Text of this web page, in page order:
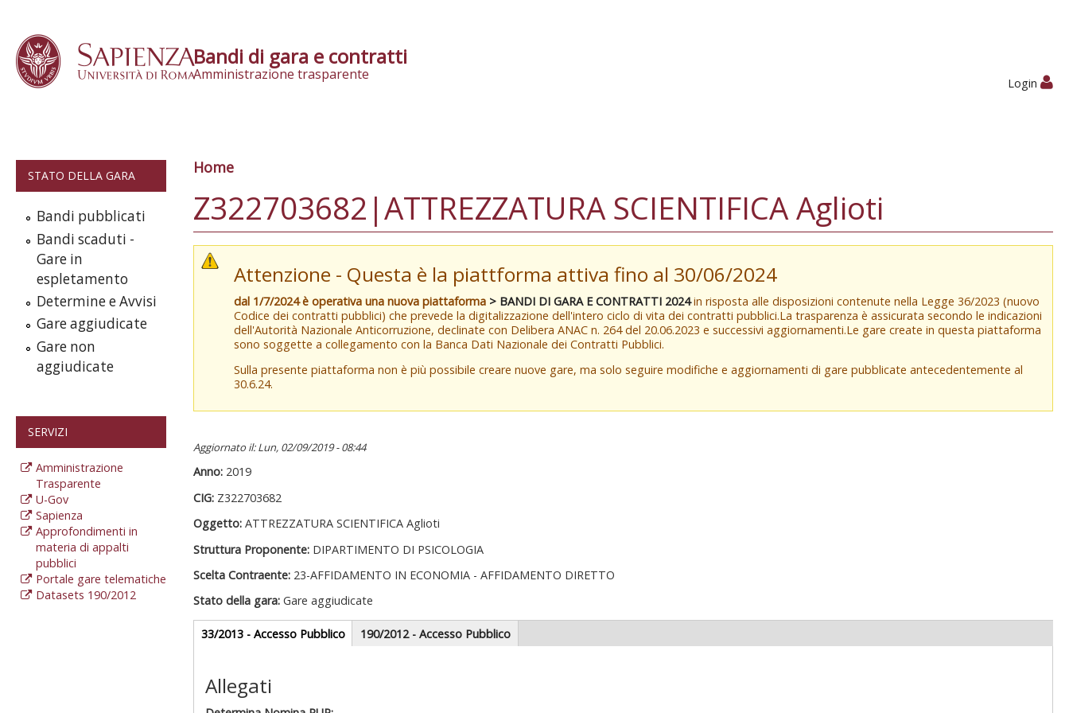
Bandi di gara e contratti
Amministrazione trasparente
Login
STATO DELLA GARA
Bandi pubblicati
Bandi scaduti -
Gare in
espletamento
Determine e Avvisi
Gare aggiudicate
Gare non
aggiudicate
SERVIZI
Amministrazione
Trasparente
U-Gov
Sapienza
Approfondimenti in
materia di appalti
pubblici
Portale gare telematiche
Datasets 190/2012
Tu sei qui
Home
Z322703682|ATTREZZATURA SCIENTIFICA Aglioti
Attenzione - Questa è la piattforma attiva fino al 30/06/2024
dal 1/7/2024 è operativa una nuova piattaforma > BANDI DI GARA E CONTRATTI 2024in risposta alle disposizioni contenute nella Legge 36/2023 (nuovo
Codice dei contratti pubblici) che prevede la digitalizzazione dell'intero ciclo di vita dei contratti pubblici.La trasparenza è assicurata secondo le indicazioni
dell'Autorità Nazionale Anticorruzione, declinate con Delibera ANAC n. 264 del 20.06.2023 e successivi aggiornamenti.Le gare create in questa piattaforma
sono soggette a collegamento con la Banca Dati Nazionale dei Contratti Pubblici.
Sulla presente piattaforma non è più possibile creare nuove gare, ma solo seguire modifiche e aggiornamenti di gare pubblicate antecedentemente al
30.6.24.
Aggiornato il: Lun, 02/09/2019 - 08:44
Anno: 2019
CIG: Z322703682
Oggetto: ATTREZZATURA SCIENTIFICA Aglioti
Struttura Proponente: DIPARTIMENTO DI PSICOLOGIA
Scelta Contraente: 23-AFFIDAMENTO IN ECONOMIA - AFFIDAMENTO DIRETTO
Stato della gara: Gare aggiudicate
Gare appalti
33/2013 - Accesso Pubblico(scheda
attiva)
190/2012 - Accesso Pubblico
Sezione redazionale
Allegati